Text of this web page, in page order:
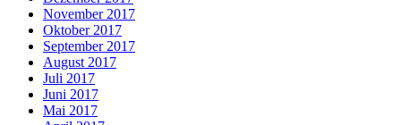
November 2017
Oktober 2017
September 2017
August 2017
Juli 2017
Juni 2017
Mai 2017